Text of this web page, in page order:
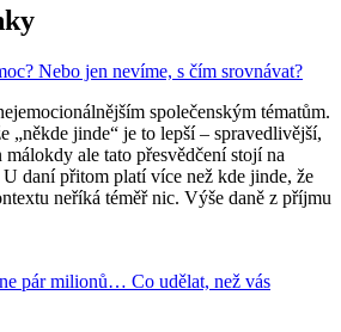
Nebo jen nevíme, s čím srovnávat?
společenským tématům.
„někde jinde“ je to lepší – spravedlivější,
ale tato přesvědčení stojí na
daní přitom platí více než kde jinde, že
neříká téměř nic. Výše daně z příjmu
pár milionů… Co udělat, než vás